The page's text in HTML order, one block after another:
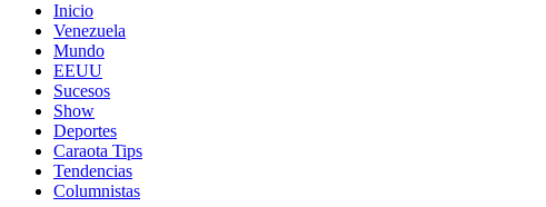
Inicio
Venezuela
Mundo
EEUU
Sucesos
Show
Deportes
Caraota Tips
Tendencias
Columnistas